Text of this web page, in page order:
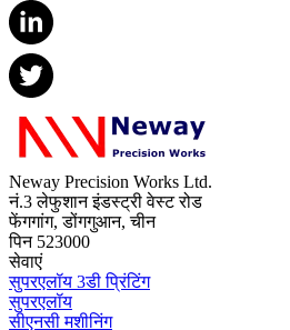
Neway Precision Works Ltd.
नं.3 लेफुशान इंडस्ट्री वेस्ट रोड
फेंगगांग, डोंगगुआन, चीन
पिन 523000
सेवाएं
सुपरएलॉय 3डी प्रिंटिंग
सुपरएलॉय
सीएनसी मशीनिंग